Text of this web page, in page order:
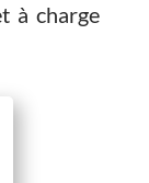
à charge